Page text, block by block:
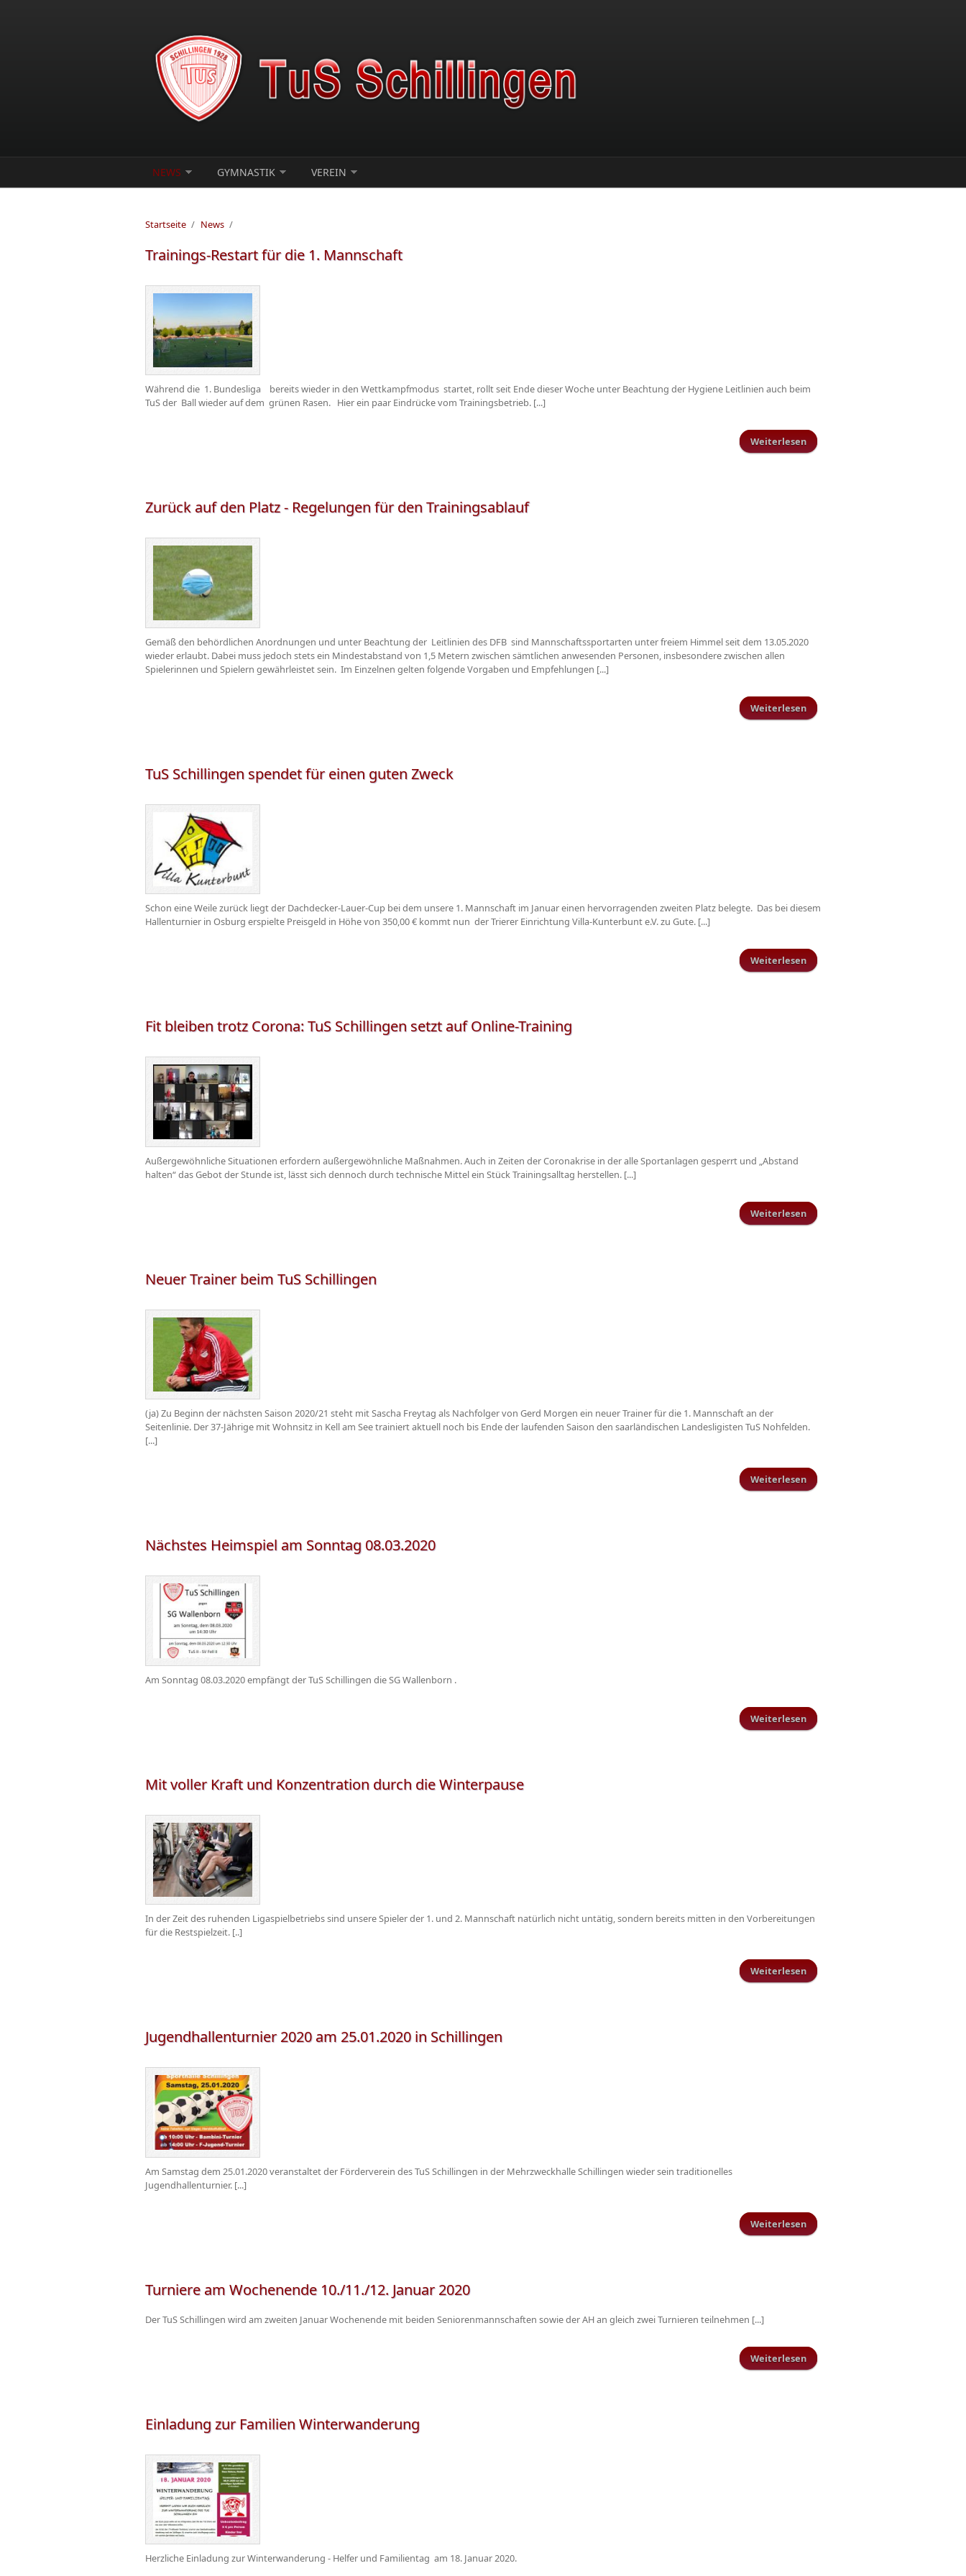
NEWS GYMNASTIK VEREIN
Startseite / News /
Trainings-Restart für die 1. Mannschaft
Während die 1. Bundesliga bereits wieder in den Wettkampfmodus startet, rollt seit Ende dieser Woche unter Beachtung der Hygiene Leitlinien auch beim
TuS der Ball wieder auf dem grünen Rasen. Hier ein paar Eindrücke vom Trainingsbetrieb. [...]
Weiterlesen
Zurück auf den Platz - Regelungen für den Trainingsablauf
Gemäß den behördlichen Anordnungen und unter Beachtung der Leitlinien des DFB sind Mannschaftssportarten unter freiem Himmel seit dem 13.05.2020
wieder erlaubt. Dabei muss jedoch stets ein Mindestabstand von 1,5 Metern zwischen sämtlichen anwesenden Personen, insbesondere zwischen allen
Spielerinnen und Spielern gewährleistet sein. Im Einzelnen gelten folgende Vorgaben und Empfehlungen [...]
Weiterlesen
TuS Schillingen spendet für einen guten Zweck
Schon eine Weile zurück liegt der Dachdecker-Lauer-Cup bei dem unsere 1. Mannschaft im Januar einen hervorragenden zweiten Platz belegte. Das bei diesem
Hallenturnier in Osburg erspielte Preisgeld in Höhe von 350,00 € kommt nun der Trierer Einrichtung Villa-Kunterbunt e.V. zu Gute. [...]
Weiterlesen
Fit bleiben trotz Corona: TuS Schillingen setzt auf Online-Training
Außergewöhnliche Situationen erfordern außergewöhnliche Maßnahmen. Auch in Zeiten der Coronakrise in der alle Sportanlagen gesperrt und „Abstand
halten“ das Gebot der Stunde ist, lässt sich dennoch durch technische Mittel ein Stück Trainingsalltag herstellen. [...]
Weiterlesen
über Fit bleiben trotz Corona: TuS
Neuer Trainer beim TuS Schillingen
(ja) Zu Beginn der nächsten Saison 2020/21 steht mit Sascha Freytag als Nachfolger von Gerd Morgen ein neuer Trainer für die 1. Mannschaft an der
Seitenlinie. Der 37-Jährige mit Wohnsitz in Kell am See trainiert aktuell noch bis Ende der laufenden Saison den saarländischen Landesligisten TuS Nohfelden.
[...]
Weiterlesen
Nächstes Heimspiel am Sonntag 08.03.2020
Am Sonntag 08.03.2020 empfängt der TuS Schillingen die SG Wallenborn .
Weiterlesen
Mit voller Kraft und Konzentration durch die Winterpause
In der Zeit des ruhenden Ligaspielbetriebs sind unsere Spieler der 1. und 2. Mannschaft natürlich nicht untätig, sondern bereits mitten in den Vorbereitungen
für die Restspielzeit. [..]
Weiterlesen
Jugendhallenturnier 2020 am 25.01.2020 in Schillingen
Am Samstag dem 25.01.2020 veranstaltet der Förderverein des TuS Schillingen in der Mehrzweckhalle Schillingen wieder sein traditionelles
Jugendhallenturnier. [...]
Weiterlesen
über Jugendhallenturnier 2020 am
Turniere am Wochenende 10./11./12. Januar 2020
Der TuS Schillingen wird am zweiten Januar Wochenende mit beiden Seniorenmannschaften sowie der AH an gleich zwei Turnieren teilnehmen [...]
Weiterlesen
Einladung zur Familien Winterwanderung
Herzliche Einladung zur Winterwanderung - Helfer und Familientag am 18. Januar 2020.